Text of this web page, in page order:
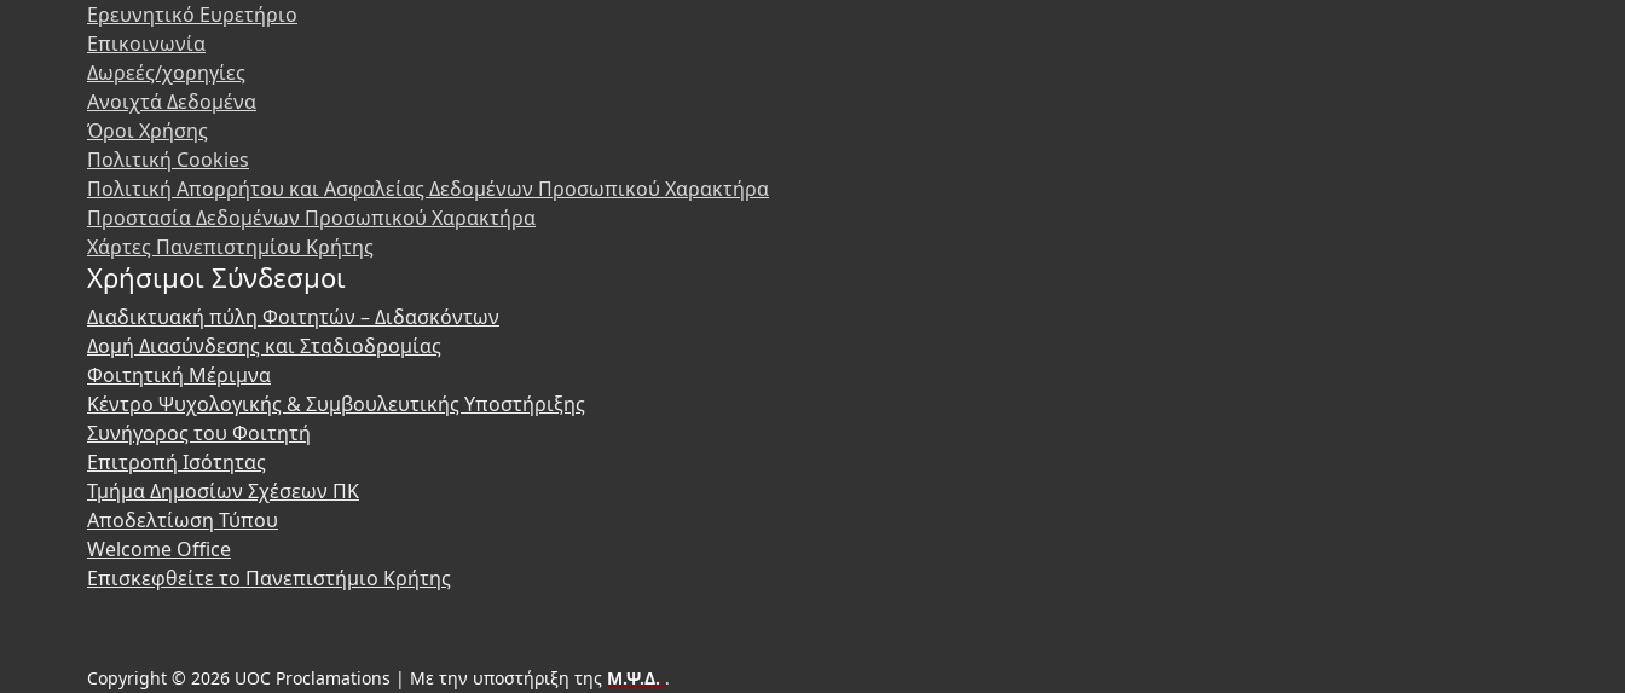
Ερευνητικό Ευρετήριο
Επικοινωνία
Δωρεές/χορηγίες
Ανοιχτά Δεδομένα
Όροι Χρήσης
Πολιτική Cookies
Πολιτική Απορρήτου και Ασφαλείας Δεδομένων Προσωπικού Χαρακτήρα
Προστασία Δεδομένων Προσωπικού Χαρακτήρα
Χάρτες Πανεπιστημίου Κρήτης
Χρήσιμοι Σύνδεσμοι
Διαδικτυακή πύλη Φοιτητών – Διδασκόντων
Δομή Διασύνδεσης και Σταδιοδρομίας
Φοιτητική Μέριμνα
Κέντρο Ψυχολογικής & Συμβουλευτικής Υποστήριξης
Συνήγορος του Φοιτητή
Επιτροπή Ισότητας
Τμήμα Δημοσίων Σχέσεων ΠΚ
Αποδελτίωση Τύπου
Welcome Office
Επισκεφθείτε το Πανεπιστήμιο Κρήτης
Copyright © 2026 UOC Proclamations | Με την υποστήριξη της Μ.Ψ.Δ. .